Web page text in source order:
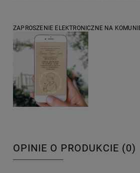
ZAPROSZENIE ELEKTRONICZNE NA
OPINIE O PRODUKCIE (0)